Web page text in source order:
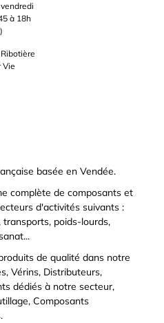
à 18h
Vie
basée en Vendée.
complète de composants et
d'activités suivants :
poids-lourds,
de qualité dans notre
Vérins, Distributeurs,
dédiés à notre secteur,
Composants